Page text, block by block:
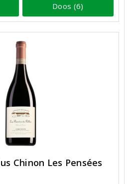
Doos (6)
Chinon Les Pensées